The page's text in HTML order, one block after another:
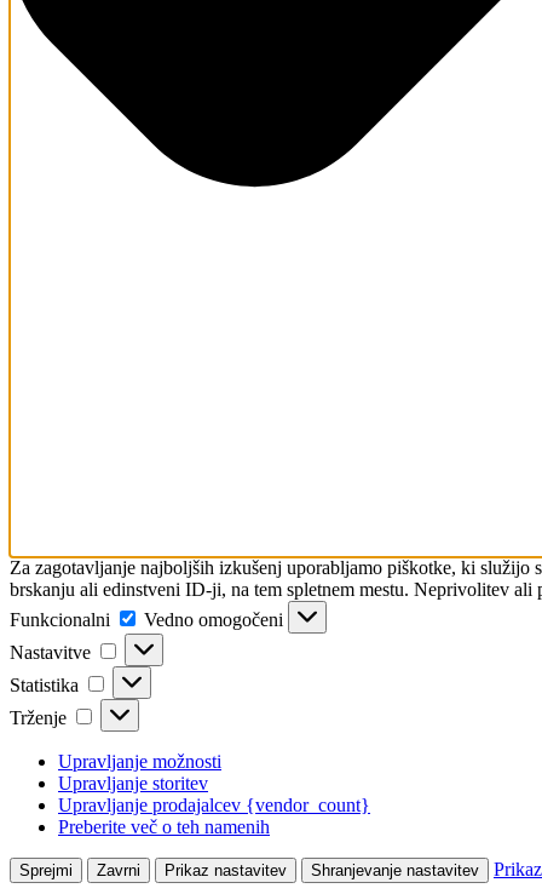
Za zagotavljanje najboljših izkušenj uporabljamo piškotke, ki služijo
brskanju ali edinstveni ID-ji, na tem spletnem mestu. Neprivolitev
Funkcionalni
Funkcionalni
Vedno omogočeni
Nastavitve
Nastavitve
Statistika Statistika
Trženje Trženje
Upravljanje možnosti
Upravljanje storitev
Upravljanje prodajalcev {vendor_count}
Preberite več o teh namenih
Sprejmi Zavrni Prikaz nastavitev Shranjevanje nastavitev